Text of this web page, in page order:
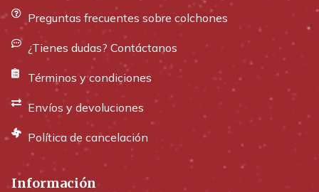
Preguntas frecuentes sobre colchones
¿Tienes dudas? Contáctanos
Términos y condiciones
Envíos y devoluciones
Política de cancelación
Información